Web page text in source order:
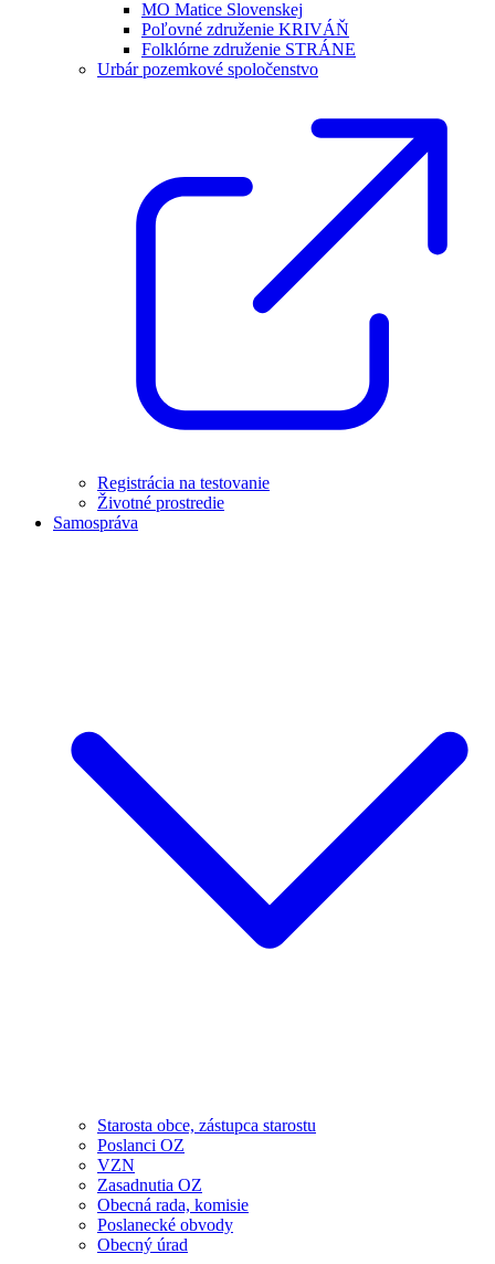
MO Matice Slovenskej
Poľovné združenie KRIVÁŇ
Folklórne združenie STRÁNE
Urbár pozemkové spoločenstvo
Registrácia na testovanie
Životné prostredie
Samospráva
Starosta obce, zástupca starostu
Poslanci OZ
VZN
Zasadnutia OZ
Obecná rada, komisie
Poslanecké obvody
Obecný úrad